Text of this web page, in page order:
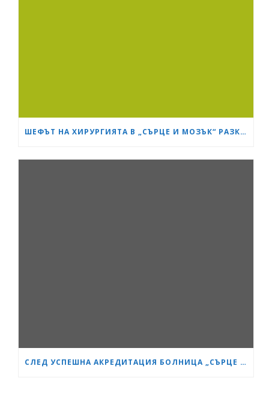
ШЕФЪТ НА ХИРУРГИЯТА В „СЪРЦЕ И МОЗЪК“ РАЗКРИ КАК СА ИЗТРЪГНАЛИ ОТ СМЪРТТА ОЦЕЛЕЛИЯ ОТ КАСАПНИЦАТА НА „ТРАКИЯ“
СЛЕД УСПЕШНА АКРЕДИТАЦИЯ БОЛНИЦА „СЪРЦЕ И МОЗЪК“ СТАНА GESEA DIPLOMA CENTER